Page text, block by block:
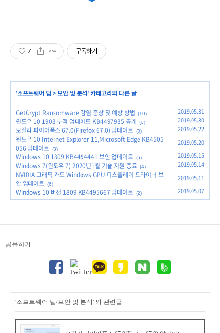
7 구독하기
'소프트웨어 팁 >보안 및 분석' 카테고리의 다른 글
GetCrypt Ransomware 감염 증상 및 예방 방법 (10) 2019.05.31
윈도우 10 1903 누적 업데이트 KB4497935 공개 (0) 2019.05.30
모질라 파이어폭스 67.0(Firefox 67.0) 업데이트 (0) 2019.05.22
윈도우 10 Internet Explorer 11,Microsoft Edge KB4505
056 업데이트 (3)
2019.05.20
Windows 10 1809 KB4494441 보안 업데이트 (6) 2019.05.15
Windows 7(윈도우 7) 2020년1월 기술 지원 종료 (4) 2019.05.14
NVIDIA 그래픽 카드 Windows GPU 디스플레이 드라이버 보
안 업데이트 (6)
2019.05.11
Windows 10 버전 1809 KB4495667 업데이트 (2) 2019.05.07
공유하기
'소프트웨어 팁/보안 및 분석' 의 관련글